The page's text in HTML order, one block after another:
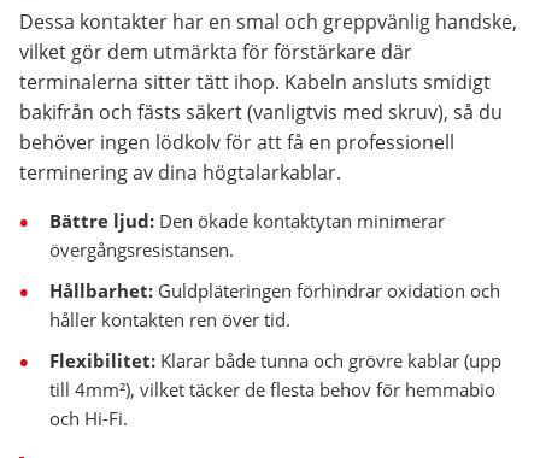
Dessa kontakter har en smal och greppvänlig handske,
vilket gör dem utmärkta för förstärkare där
terminalerna sitter tätt ihop. Kabeln ansluts smidigt
bakifrån och fästs säkert (vanligtvis med skruv), så du
behöver ingen lödkolv för att få en professionell
terminering av dina högtalarkablar.
Bättre ljud: Den ökade kontaktytan minimerar
övergångsresistansen.
Hållbarhet: Guldpläteringen förhindrar oxidation och
håller kontakten ren över tid.
Flexibilitet: Klarar både tunna och grövre kablar (upp
till 4mm²), vilket täcker de flesta behov för hemmabio
och Hi-Fi.